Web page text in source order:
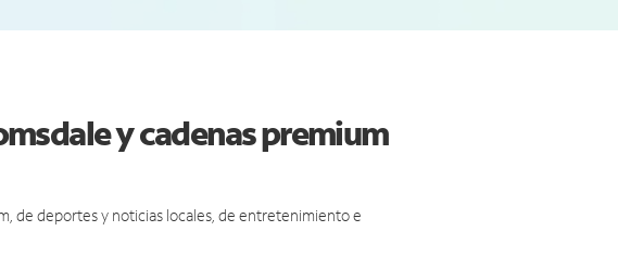
y cadenas premium
de deportes y noticias locales, de entretenimiento e